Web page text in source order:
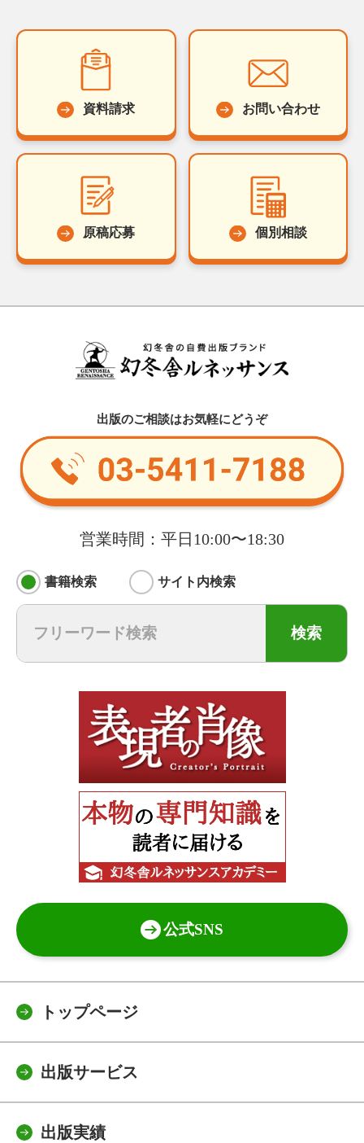
資料請求 お問い合わせ
原稿応募 個別相談
出版のご相談はお気軽にどうぞ
営業時間：平日10:00〜18:30
書籍検索 サイト内検索
検索
公式SNS
トップページ
出版サービス
出版実績